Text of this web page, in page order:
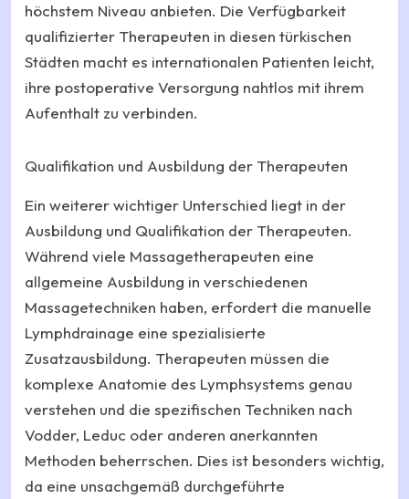
höchstem Niveau anbieten. Die Verfügbarkeit
qualifizierter Therapeuten in diesen türkischen
Städten macht es internationalen Patienten leicht,
ihre postoperative Versorgung nahtlos mit ihrem
Aufenthalt zu verbinden.
Qualifikation und Ausbildung der Therapeuten
Ein weiterer wichtiger Unterschied liegt in der
Ausbildung und Qualifikation der Therapeuten.
Während viele Massagetherapeuten eine
allgemeine Ausbildung in verschiedenen
Massagetechniken haben, erfordert die manuelle
Lymphdrainage eine spezialisierte
Zusatzausbildung. Therapeuten müssen die
komplexe Anatomie des Lymphsystems genau
verstehen und die spezifischen Techniken nach
Vodder, Leduc oder anderen anerkannten
Methoden beherrschen. Dies ist besonders wichtig,
da eine unsachgemäß durchgeführte